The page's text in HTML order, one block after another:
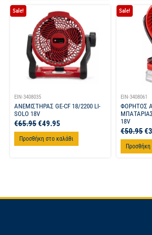
Sale!
EIN-3408035
ΑΝΕΜΙΣΤΗΡΑΣ GE-CF 18/2200 LI-
SOLO 18V
€65.95€49.95
Προσθήκη στο καλάθι
Sale!
EIN-3408061
ΦΟΡΗΤΟΣ
ΜΠΑΤΑΡΙΑΣ
18V
€50.95€
Προσθήκη